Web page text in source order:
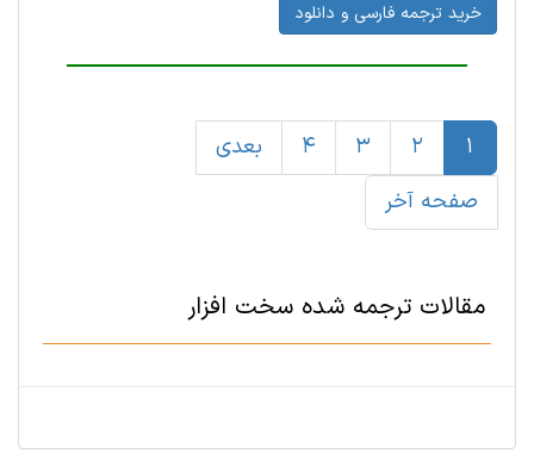
خرید ترجمه فارسی و دانلود
1
2
3
4
بعدی
صفحه آخر
مقالات ترجمه شده سخت ‌افزار